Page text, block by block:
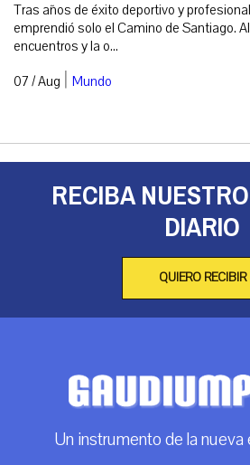
Tras años de éxito deportivo y
emprendió solo el Camino de Santiago.
encuentros y la o...
07 / Aug | Mundo
RECIBA
DIARIO
QUIERO RECIBIR
Un instrumento de la nueva